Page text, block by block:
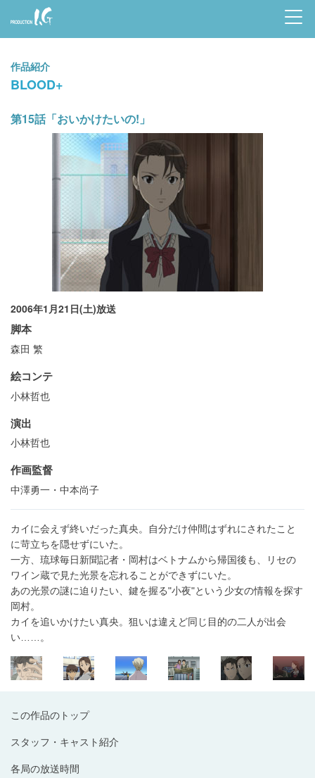
Prod
uctio
n I.G
作品紹介
BLOOD+
この作品のトップ
スタッフ・キャスト紹介
各局の放送時間
第15話「おいかけたいの!」
2006年1月21日(土)放送
脚本
森田 繁
絵コンテ
小林哲也
演出
小林哲也
作画監督
中澤勇一・中本尚子
カイに会えず終いだった真央。自分だけ仲間はずれにされたこと
に苛立ちを隠せずにいた。
一方、琉球毎日新聞記者・岡村はベトナムから帰国後も、リセの
ワイン蔵で見た光景を忘れることができずにいた。
あの光景の謎に迫りたい、鍵を握る"小夜"という少女の情報を探す
岡村。
カイを追いかけたい真央。狙いは違えど同じ目的の二人が出会
い……。